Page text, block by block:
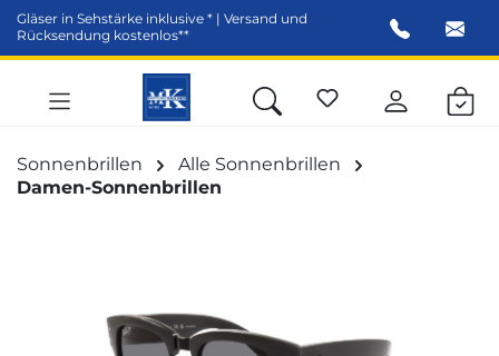
springen
Gläser in Sehstärke inklusive * | Versand und
Rücksendung kostenlos**
Sonnenbrillen
Alle Sonnenbrillen
Damen-Sonnenbrillen